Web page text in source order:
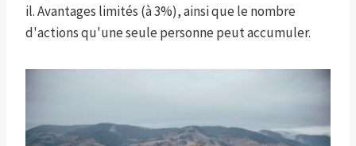
il. Avantages limités (à 3%), ainsi que le nombre
d'actions qu'une seule personne peut accumuler.